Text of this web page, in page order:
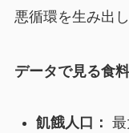
悪循環を生み出
データで見る食
飢餓人口：